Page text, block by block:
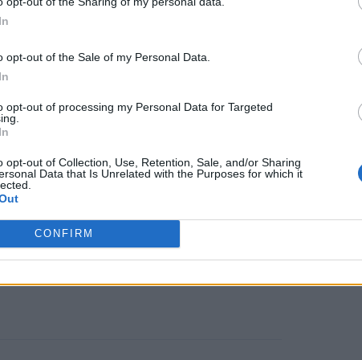
opt-out of the Sale of my Personal Data.
opt-out of processing my Personal Data for Targeted
opt-out of Collection, Use, Retention, Sale, and/or Sharing
Data that Is Unrelated with the Purposes for which it
CONFIRM
είχε επισημάνει κενά στις
τήρηση των πρωτοκόλλων.
εκεί υπήρχε πλημμελής τήρηση
έγινε διαπιστώθηκε ότι τα
στη συγκεκριμένη βάρδια
και έγινε το ανθρώπινο λάθος»
που της χορηγήθηκε εκ λάθους